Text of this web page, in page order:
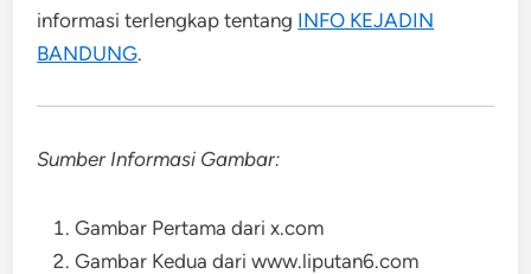
informasi terlengkap tentang INFO KEJADIN
BANDUNG.
Sumber Informasi Gambar:
Gambar Pertama dari x.com
Gambar Kedua dari www.liputan6.com